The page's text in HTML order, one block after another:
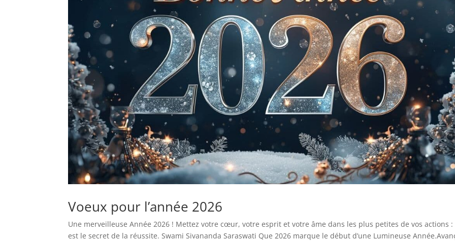
Voeux pour l’année 2026
Une merveilleuse Année 2026 ! Mettez votre cœur, votre esprit et votre âme dans les plus petites de vos actions
est le secret de la réussite. Swami Sivananda Saraswati Que 2026 marque le début d’une Lumineuse